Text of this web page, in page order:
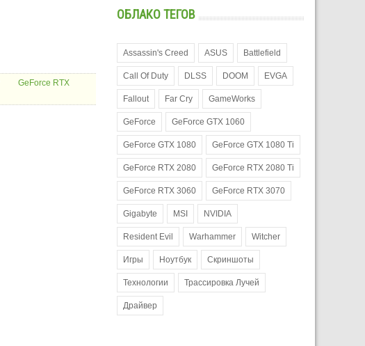
GeForce RTX
ОБЛАКО ТЕГОВ
Assassin's Creed ASUS Battlefield
Call Of Duty DLSS DOOM EVGA
Fallout Far Cry GameWorks
GeForce GeForce GTX 1060
GeForce GTX 1080 GeForce GTX 1080 Ti
GeForce RTX 2080 GeForce RTX 2080 Ti
GeForce RTX 3060 GeForce RTX 3070
Gigabyte MSI NVIDIA
Resident Evil Warhammer Witcher
Игры Ноутбук Скриншоты
Технологии Трассировка Лучей
Драйвер